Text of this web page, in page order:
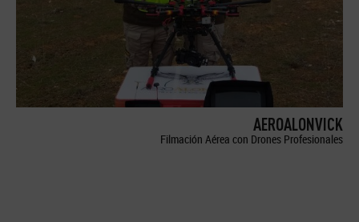
AEROALONVICK
Filmación Aérea con Drones Profesionales